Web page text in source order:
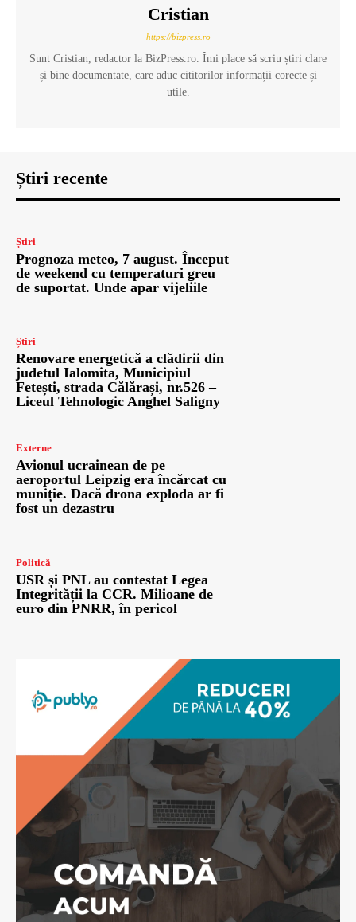
Cristian
https://bizpress.ro
Sunt Cristian, redactor la BizPress.ro. Îmi place să scriu știri clare
și bine documentate, care aduc cititorilor informații corecte și
utile.
Știri recente
Știri
Prognoza meteo, 7 august. Început
de weekend cu temperaturi greu
de suportat. Unde apar vijeliile
Știri
Renovare energetică a clădirii din
judetul Ialomita, Municipiul
Fetești, strada Călărași, nr.526 –
Liceul Tehnologic Anghel Saligny
Externe
Avionul ucrainean de pe
aeroportul Leipzig era încărcat cu
muniție. Dacă drona exploda ar fi
fost un dezastru
Politică
USR și PNL au contestat Legea
Integrității la CCR. Milioane de
euro din PNRR, în pericol